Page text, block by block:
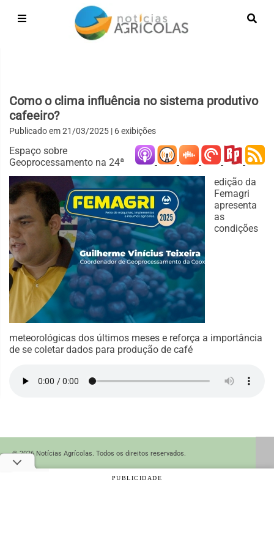
Como o clima influência no sistema produtivo
cafeeiro?
Publicado em21/03/2025 | 6 exibições
Espaço sobre
Geoprocessamento na 24ª
edição da
Femagri
apresenta
as
condições
meteorológicas dos últimos meses e reforça a importância
de se coletar dados para produção de café
© 2026 Notícias Agrícolas. Todos os direitos reservados.
PUBLICIDADE